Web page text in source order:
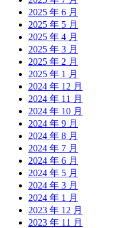
2025 年 6 月
2025 年 5 月
2025 年 4 月
2025 年 3 月
2025 年 2 月
2025 年 1 月
2024 年 12 月
2024 年 11 月
2024 年 10 月
2024 年 9 月
2024 年 8 月
2024 年 7 月
2024 年 6 月
2024 年 5 月
2024 年 3 月
2024 年 1 月
2023 年 12 月
2023 年 11 月